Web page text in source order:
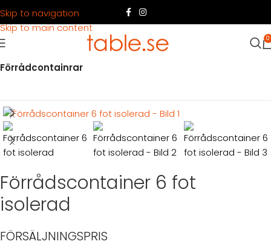
Skip to navigation
Skip to main content
0
Container Köpa container
Förrådcontainrar
Förrådscontainer 6 fot
isolerad
FÖRSÄLJNINGSPRIS